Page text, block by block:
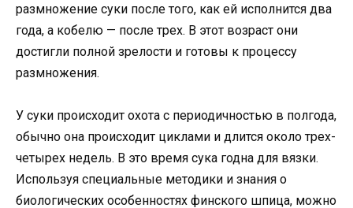
размножение суки после того, как ей исполнится два
года, а кобелю — после трех. В этот возраст они
достигли полной зрелости и готовы к процессу
размножения.
У суки происходит охота с периодичностью в полгода,
обычно она происходит циклами и длится около трех-
четырех недель. В это время сука годна для вязки.
Используя специальные методики и знания о
биологических особенностях финского шпица, можно